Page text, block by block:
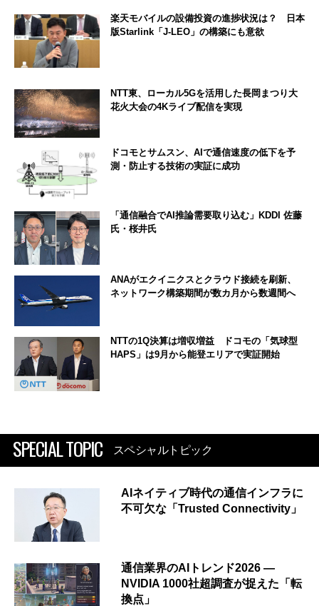
楽天モバイルの設備投資の進捗状況は？ 日本
版Starlink「J-LEO」の構築にも意欲
NTT東、ローカル5Gを活用した長岡まつり大
花火大会の4Kライブ配信を実現
ドコモとサムスン、AIで通信速度の低下を予
測・防止する技術の実証に成功
「通信融合でAI推論需要取り込む」KDDI 佐藤
氏・桜井氏
ANAがエクイニクスとクラウド接続を刷新、
ネットワーク構築期間が数カ月から数週間へ
NTTの1Q決算は増収増益 ドコモの「気球型
HAPS」は9月から能登エリアで実証開始
SPECIAL TOPIC スペシャルトピック
AIネイティブ時代の通信インフラに
不可欠な「Trusted Connectivity」
通信業界のAIトレンド2026 ―
NVIDIA 1000社超調査が捉えた「転
換点」